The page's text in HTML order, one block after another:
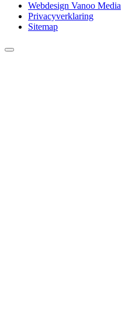
Webdesign Vanoo Media
Privacyverklaring
Sitemap